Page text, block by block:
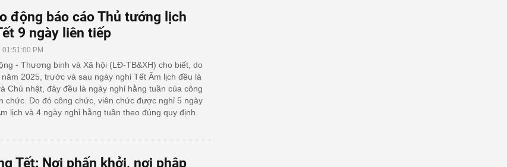
động báo cáo Thủ tướng lịch
9 ngày liên tiếp
01:51:00 PM
- Thương binh và Xã hội (LĐ-TB&XH) cho biết, do
2025, trước và sau ngày nghỉ Tết Âm lịch đều là
Chủ nhật, đây đều là ngày nghỉ hằng tuần của công
chức. Do đó công chức, viên chức được nghỉ 5 ngày
lịch và 4 ngày nghỉ hằng tuần theo đúng quy định.
Tết: Nơi phấn khởi, nơi phập